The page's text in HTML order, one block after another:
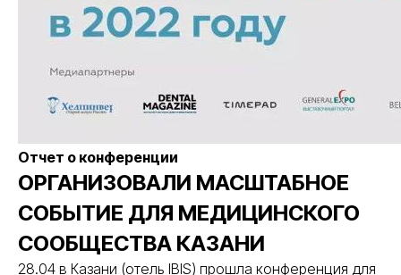
Отчет о конференции
ОРГАНИЗОВАЛИ МАСШТАБНОЕ
СОБЫТИЕ ДЛЯ МЕДИЦИНСКОГО
СООБЩЕСТВА КАЗАНИ
28.04 в Казани (отель IBIS) прошла конференция для